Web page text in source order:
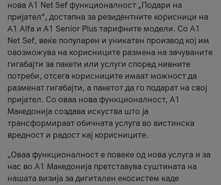
нова A1 Net Sef функционалност „Подари на
пријател“, достапна за резидентните корисници на
А1 Alfa и A1 Senior Plus тарифните модели. Со A1
Net Sef, веќе популарен и уникатен производ кој им
овозможува на корисниците размена на зачуваните
гигабајти за пакети или услуги според нивните
потреби, отсега корисниците имаат можност да
разменат гигабајти, а пакетот да го подарат на свој
пријател. Со оваа нова функционалност, А1
Македонија создава искуства што ја
трансформираат обичната услуга во вистинска
вредност и радост кај корисниците.
„Оваа функционалност е повеќе од нова услуга и за
нас во А1 Македонија претставува суштината на
нашата визија за дигитален екосистем каде